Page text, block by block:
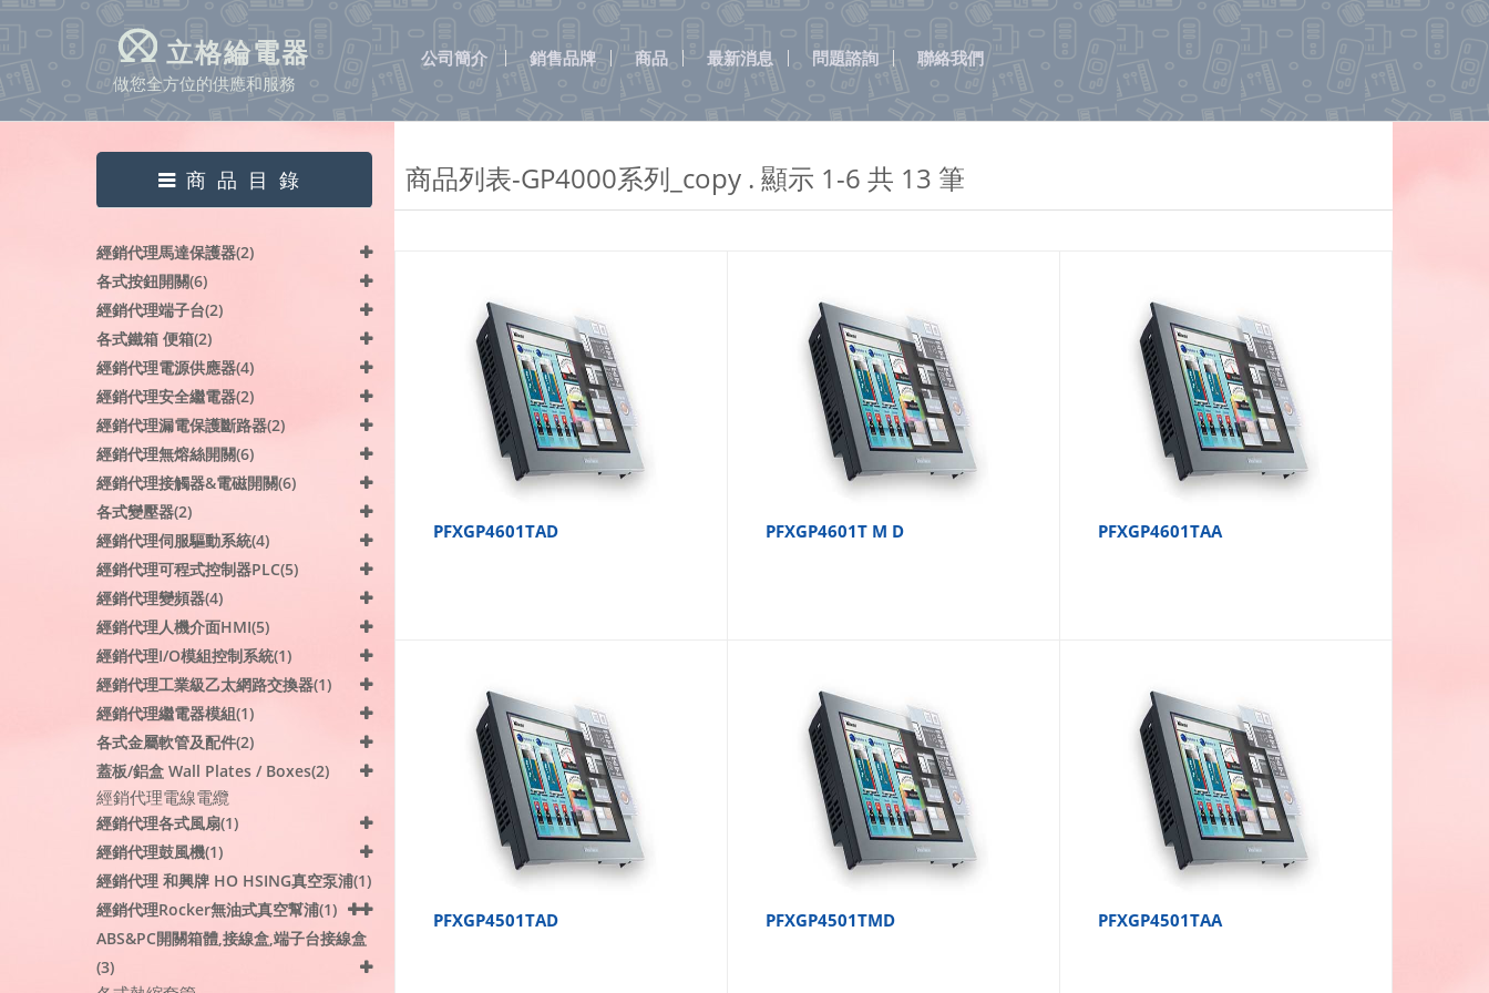
立格綸電器
做您全方位的供應和服務
公司簡介 銷售品牌 商品 最新消息 問題諮詢 聯絡我們
商品目錄
經銷代理馬達保護器(2)
各式按鈕開關(6)
經銷代理端子台(2)
各式鐵箱 便箱(2)
經銷代理電源供應器(4)
經銷代理安全繼電器(2)
經銷代理漏電保護斷路器(2)
經銷代理無熔絲開關(6)
經銷代理接觸器&電磁開關(6)
各式變壓器(2)
經銷代理伺服驅動系統(4)
經銷代理可程式控制器PLC(5)
經銷代理變頻器(4)
經銷代理人機介面HMI(5)
經銷代理I/O模組控制系統(1)
經銷代理工業級乙太網路交換器(1)
經銷代理繼電器模組(1)
各式金屬軟管及配件(2)
蓋板/鋁盒 Wall Plates / Boxes(2)
經銷代理電線電纜
經銷代理各式風扇(1)
經銷代理鼓風機(1)
經銷代理 和興牌 HO HSING真空泵浦(1)
經銷代理Rocker無油式真空幫浦(1)
ABS&PC開關箱體,接線盒,端子台接線盒
(3)
商品列表-GP4000系列_copy . 顯示 1-6 共 13 筆
PFXGP4601TAD PFXGP4601T M D PFXGP4601TAA
PFXGP4501TAD PFXGP4501TMD PFXGP4501TAA